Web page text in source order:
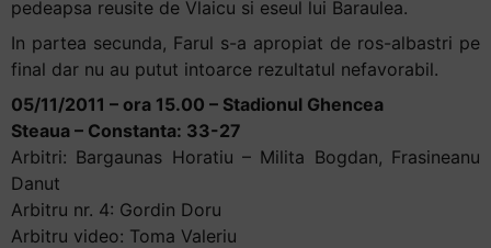
pedeapsa reusite de Vlaicu si eseul lui Baraulea.
In partea secunda, Farul s-a apropiat de ros-albastri pe
final dar nu au putut intoarce rezultatul nefavorabil.
05/11/2011 – ora 15.00 – Stadionul Ghencea
Steaua – Constanta: 33-27
Arbitri: Bargaunas Horatiu – Milita Bogdan, Frasineanu
Danut
Arbitru nr. 4: Gordin Doru
Arbitru video: Toma Valeriu